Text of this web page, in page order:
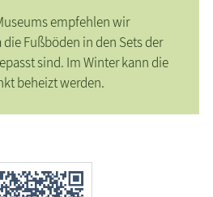
empfehlen wir
Fußböden in den Sets der
sind. Im Winter kann die
beheizt werden.